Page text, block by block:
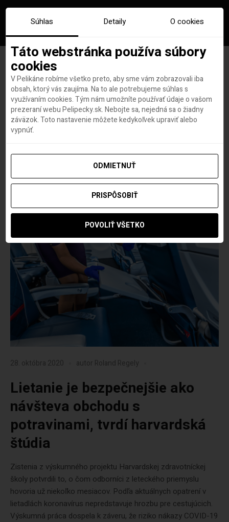
Značka:socialny distanc
28. októbra 2020 autor Roland Regely
Lietanie je bezpečnejšie ako
návšteva obchodu s
potravinami, tvrdí harvardská
štúdia
Zistenia z výskumného projektu Harvardskej zdravotníckej
školy potvrdili to, o čom odborníci z leteckého priemyslu
hovoria už niekoľko mesiacov. Podľa aktuálnych opatrení v
lietadlách koronavírus nepredstavuje hrozbu pre cestujúcich.
Výskumná práca dospela k záveru, že riziko nákazy COVID-19
Súhlas Detaily O cookies
Táto webstránka používa súbory
cookies
V Pelikáne robíme všetko preto, aby sme vám zobrazovali iba
obsah, ktorý vás zaujíma. Na to ale potrebujeme súhlas s
využívaním cookies. Tým nám umožníte používať údaje o vašom
prezeraní webu Pelipecky.sk. Nebojte sa, nejedná sa o žiadny
záväzok. Toto nastavenie môžete kedykoľvek upraviť alebo
vypnúť.
ODMIETNUŤ
PRISPÔSOBIŤ
POVOLIŤ VŠETKO